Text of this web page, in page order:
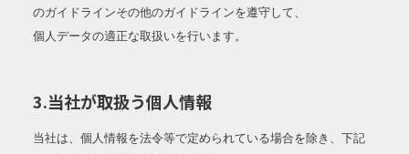
のガイドラインその他のガイドラインを遵守して、
個人データの適正な取扱いを行います。
3.当社が取扱う個人情報
当社は、個人情報を法令等で定められている場合を除き、下記